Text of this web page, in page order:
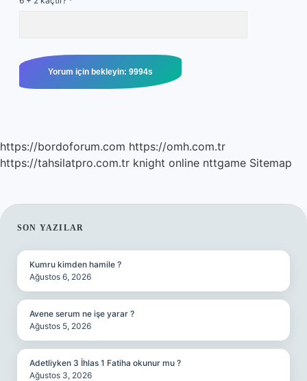
https://bordoforum.com https://omh.com.tr
https://tahsilatpro.com.tr knight online nttgame Sitemap
SIDEBAR
SON YAZILAR
Kumru kimden hamile ?
Ağustos 6, 2026
Avene serum ne işe yarar ?
Ağustos 5, 2026
Adetliyken 3 İhlas 1 Fatiha okunur mu ?
Ağustos 3, 2026